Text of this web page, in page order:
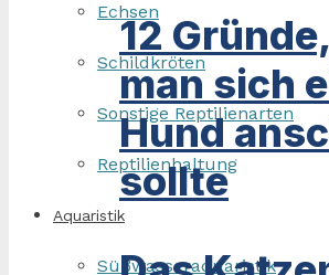
Echsen
Schildkröten
Sonstige Reptilienarten
Reptilienhaltung
Aquaristik
Süßwasseraquaristik
12
man sich
Hund
sollte